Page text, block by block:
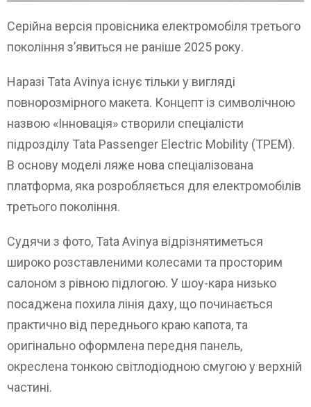
Серійна версія провісника електромобіля третього
покоління з’явиться не раніше 2025 року.
Наразі Tata Avinya існує тільки у вигляді
повнорозмірного макета. Концепт із символічною
назвою «Інновація» створили спеціалісти
підрозділу Tata Passenger Electric Mobility (TPEM).
В основу моделі ляже нова спеціалізована
платформа, яка розробляється для електромобілів
третього покоління.
Судячи з фото, Tata Avinya відрізнятиметься
широко розставленими колесами та просторим
салоном з рівною підлогою. У шоу-кара низько
посаджена похила лінія даху, що починається
практично від переднього краю капота, та
оригінально оформлена передня панель,
окреслена тонкою світлодіодною смугою у верхній
частині.